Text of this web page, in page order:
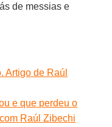
de messias e
Artigo de Raúl
e que perdeu o
Raúl Zibechi